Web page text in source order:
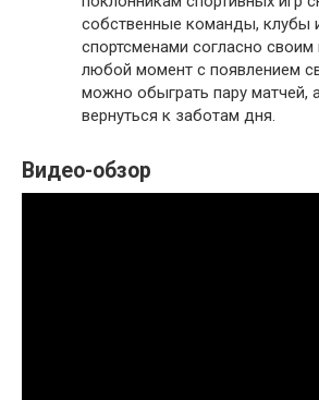
собственные команды, клубы
спортсменами согласно
любой момент с появлением
можно обыграть пару матчей,
вернуться к заботам дня.
Видео-обзор